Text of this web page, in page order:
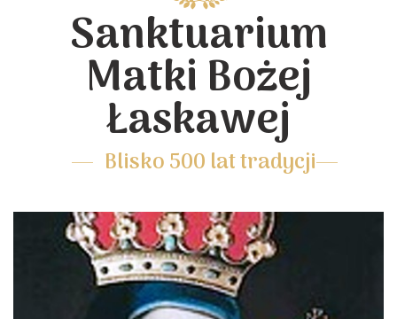
Sanktuarium
Matki Bożej
Łaskawej
Blisko 500 lat tradycji